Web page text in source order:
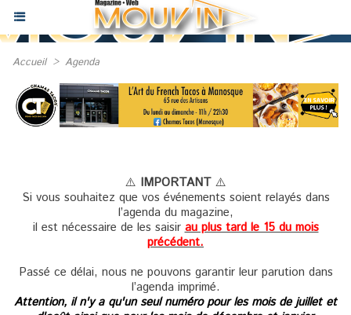
Accueil > Agenda
⚠️ IMPORTANT⚠️
Si vous souhaitez que vos événements soient relayés dans
l’agenda du magazine,
il est nécessaire de les saisir au plus tard le 15 du mois
précédent.
Passé ce délai, nous ne pouvons garantir leur parution dans
l’agenda imprimé.
Attention, il n'y a qu'un seul numéro pour les mois de juillet et